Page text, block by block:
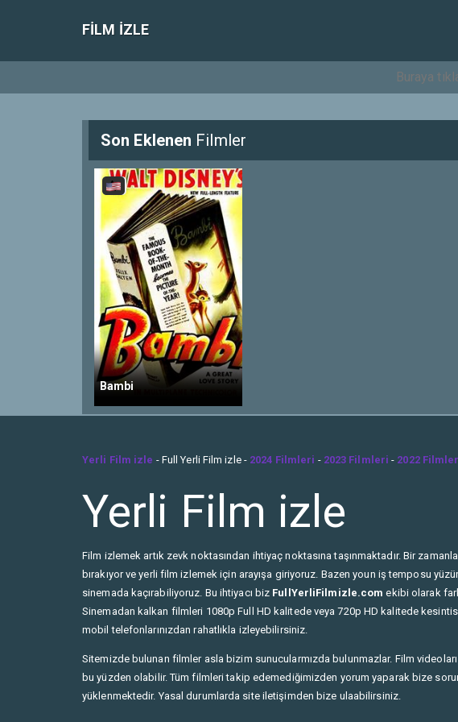
FILM IZLE
Son Eklenen Filmler
Bambi
Yerli Film izle - Full Yerli Film izle - 2024 Filmleri - 2023 Filmleri - 2022
Yerli Film izle
Film izlemek artık zevk noktasından ihtiyaç noktasına taşınmaktadır. Bir
bırakıyor ve yerli film izlemek için arayışa giriyoruz. Bazen youn iş temposu
sinemada kaçırabiliyoruz. Bu ihtiyacı biz FullYerliFilmizle.com ekibi olarak
Sinemadan kalkan filmleri 1080p Full HD kalitede veya 720p HD kalitede
mobil telefonlarınızdan rahatlıkla izleyebilirsiniz.
Sitemizde bulunan filmler asla bizim sunucularmızda bulunmazlar. Film
bu yüzden olabilir. Tüm filmleri takip edemediğimizden yorum yaparak bize
yüklenmektedir. Yasal durumlarda site iletişimden bize ulaabilirsiniz.